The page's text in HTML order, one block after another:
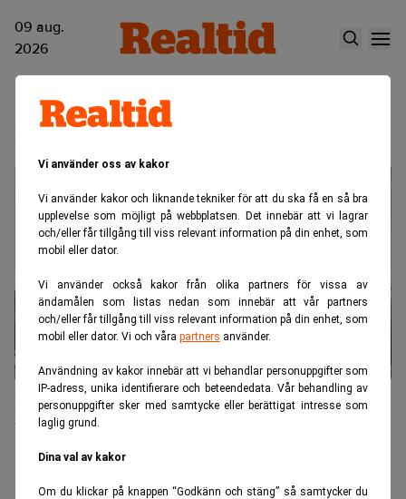
Vi använder oss av kakor
Vi använder kakor och liknande tekniker för att du ska få en så bra
upplevelse som möjligt på webbplatsen. Det innebär att vi lagrar
och/eller får tillgång till viss relevant information på din enhet, som
mobil eller dator.
Vi använder också kakor från olika partners för vissa av
ändamålen som listas nedan som innebär att vår partners
och/eller får tillgång till viss relevant information på din enhet, som
mobil eller dator. Vi och våra partners använder.
Användning av kakor innebär att vi behandlar personuppgifter som
IP-adress, unika identifierare och beteendedata. Vår behandling av
personuppgifter sker med samtycke eller berättigat intresse som
laglig grund.
Dina val av kakor
Om du klickar på knappen “Godkänn och stäng” så samtycker du
09 aug.
2026
Kuststaden
Börsaktuella Klarabo bildar
bostadsfastighetsbolag med
Kuststaden